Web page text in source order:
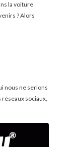
la voiture
? Alors
nous ne serions
réseaux sociaux,